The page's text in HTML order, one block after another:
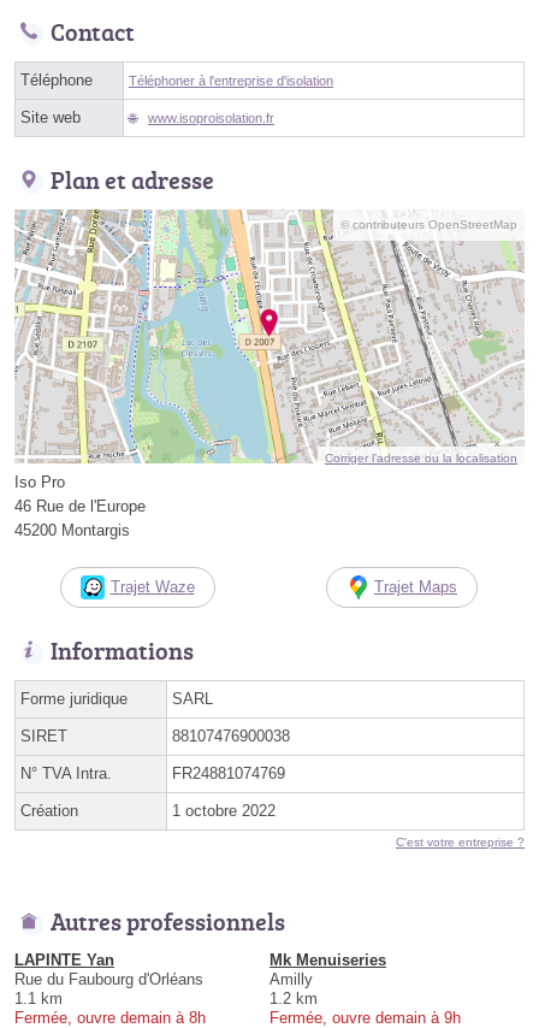
Contact
Téléphone Téléphoner à l'entreprise d'isolation
Site web www.isoproisolation.fr
Plan et adresse
© contributeurs OpenStreetMap
Corriger l’adresse ou la localisation
Iso Pro
46 Rue de l'Europe
45200 Montargis
Trajet Waze Trajet Maps
Informations
Forme juridique SARL
SIRET 88107476900038
N° TVA Intra. FR24881074769
Création 1 octobre 2022
C'est votre entreprise ?
Autres professionnels
LAPINTE Yan
Rue du Faubourg d'Orléans
1.1 km
Fermée, ouvre demain à 8h
Mk Menuiseries
Amilly
1.2 km
Fermée, ouvre demain à 9h